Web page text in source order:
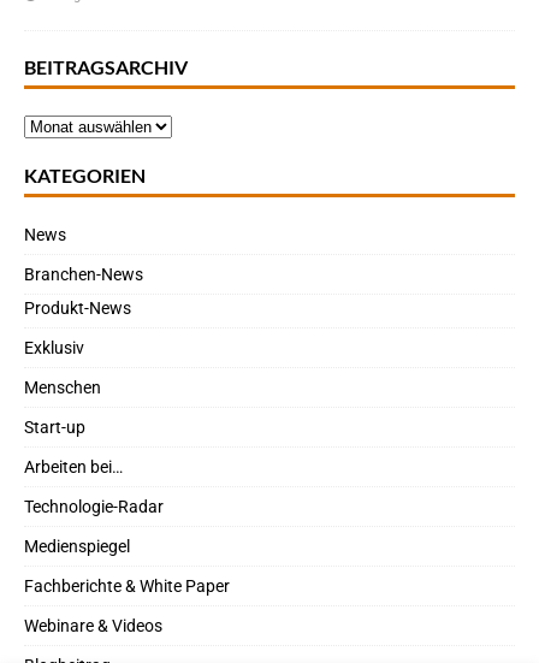
BEITRAGSARCHIV
KATEGORIEN
News
Branchen-News
Produkt-News
Exklusiv
Menschen
Start-up
Arbeiten bei…
Technologie-Radar
Medienspiegel
Fachberichte & White Paper
Webinare & Videos